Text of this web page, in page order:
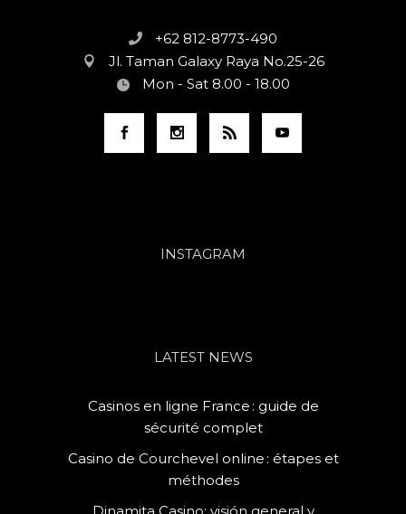
+62 812-8773-490
Jl. Taman Galaxy Raya No.25-26
Mon - Sat 8.00 - 18.00
INSTAGRAM
LATEST NEWS
Casinos en ligne France : guide de
sécurité complet
Casino de Courchevel online : étapes et
méthodes